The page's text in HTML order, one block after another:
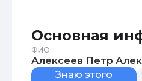
Основная
ФИО
Алексеев Петр
Знаю этого